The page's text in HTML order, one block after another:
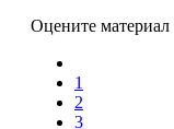
Оцените материал
1
2
3